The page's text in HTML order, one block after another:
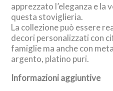
apprezzato l’eleganza e
questa stoviglieria.
La collezione può essere
decori personalizzati con
famiglie ma anche con
argento, platino puri.
Informazioni aggiuntive